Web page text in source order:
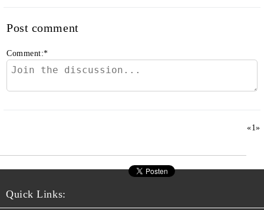
Post comment
Comment:*
«1»
Quick Links: